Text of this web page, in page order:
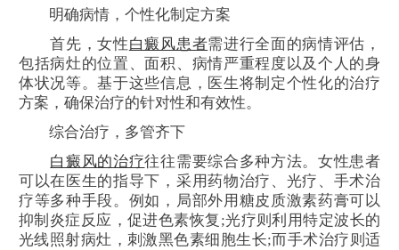
明确病情，个性化制定方案
首先，女性白癜风患者需进行全面的病情评估，
包括病灶的位置、面积、病情严重程度以及个人的身
体状况等。基于这些信息，医生将制定个性化的治疗
方案，确保治疗的针对性和有效性。
综合治疗，多管齐下
白癜风的治疗往往需要综合多种方法。女性患者
可以在医生的指导下，采用药物治疗、光疗、手术治
疗等多种手段。例如，局部外用糖皮质激素药膏可以
抑制炎症反应，促进色素恢复;光疗则利用特定波长的
光线照射病灶，刺激黑色素细胞生长;而手术治疗则适